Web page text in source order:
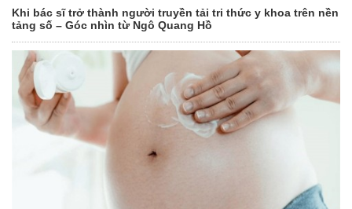
Khi bác sĩ trở thành người truyền tải tri thức y khoa trên nền
tảng số – Góc nhìn từ Ngô Quang Hồ